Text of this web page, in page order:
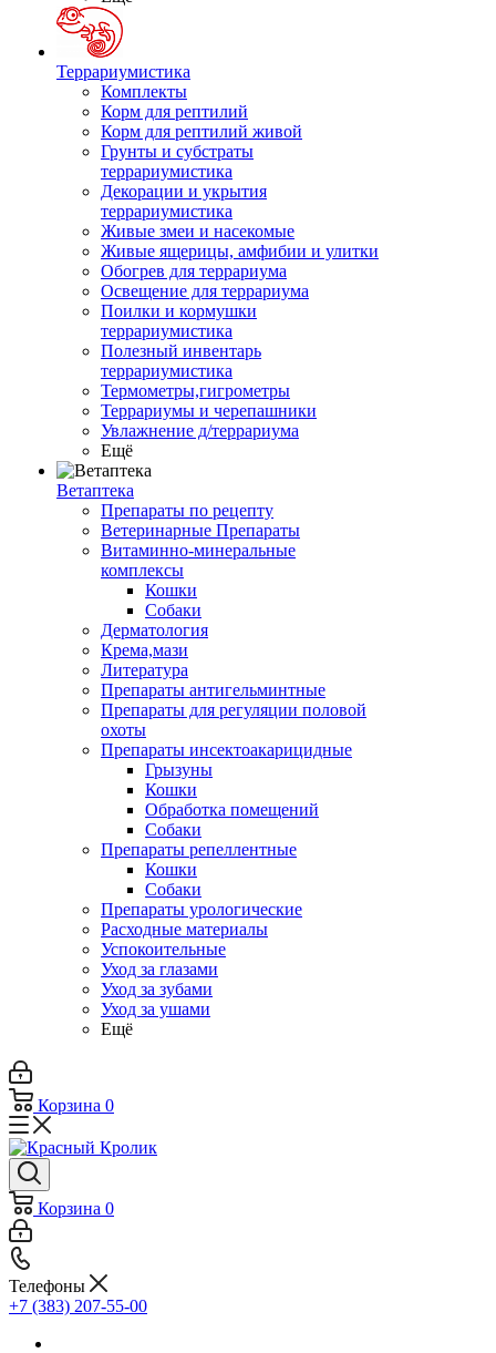
Террариумистика
Комплекты
Корм для рептилий
Корм для рептилий живой
Грунты и субстраты
террариумистика
Декорации и укрытия
террариумистика
Живые змеи и насекомые
Живые ящерицы, амфибии и улитки
Обогрев для террариума
Освещение для террариума
Поилки и кормушки
террариумистика
Полезный инвентарь
террариумистика
Термометры,гигрометры
Террариумы и черепашники
Увлажнение д/террариума
Ещё
Ветаптека
Препараты по рецепту
Ветеринарные Препараты
Витаминно-минеральные
комплексы
Кошки
Собаки
Дерматология
Крема,мази
Литература
Препараты антигельминтные
Препараты для регуляции половой
охоты
Препараты инсектоакарицидные
Грызуны
Кошки
Обработка помещений
Собаки
Препараты репеллентные
Кошки
Собаки
Препараты урологические
Расходные материалы
Успокоительные
Уход за глазами
Уход за зубами
Уход за ушами
Ещё
Корзина 0
Корзина 0
Телефоны
+7 (383) 207-55-00